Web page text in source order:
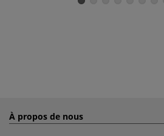
À propos de nous